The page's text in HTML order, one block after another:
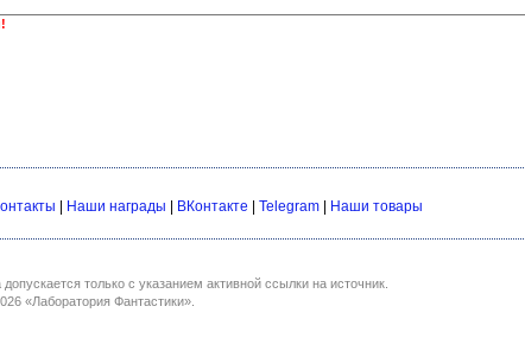
Наши награды ВКонтакте Telegram Наши товары
только с указанием активной ссылки на источник.
«Лаборатория Фантастики».